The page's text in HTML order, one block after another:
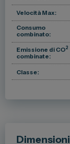
Velocità Max:
Consumo
combinato:
Emissione di CO2
combinate:
Classe:
Dimensioni